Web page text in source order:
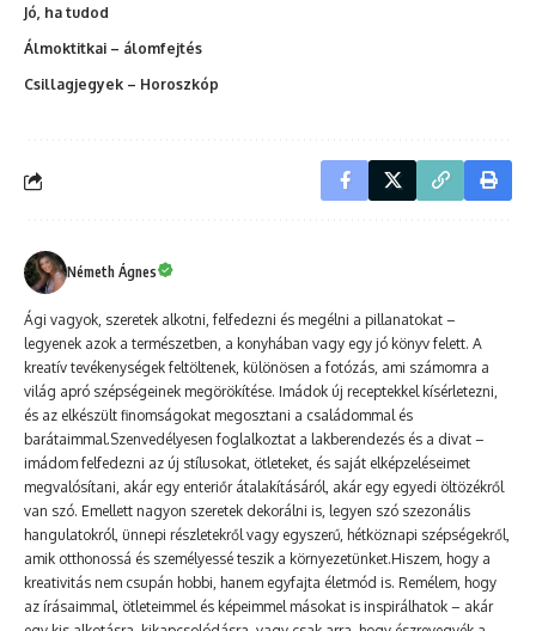
Jó, ha tudod
Álmoktitkai – álomfejtés
Csillagjegyek – Horoszkóp
Németh Ágnes
Ági vagyok, szeretek alkotni, felfedezni és megélni a pillanatokat –
legyenek azok a természetben, a konyhában vagy egy jó könyv felett. A
kreatív tevékenységek feltöltenek, különösen a fotózás, ami számomra a
világ apró szépségeinek megörökítése. Imádok új receptekkel kísérletezni,
és az elkészült finomságokat megosztani a családommal és
barátaimmal.Szenvedélyesen foglalkoztat a lakberendezés és a divat –
imádom felfedezni az új stílusokat, ötleteket, és saját elképzeléseimet
megvalósítani, akár egy enteriőr átalakításáról, akár egy egyedi öltözékről
van szó. Emellett nagyon szeretek dekorálni is, legyen szó szezonális
hangulatokról, ünnepi részletekről vagy egyszerű, hétköznapi szépségekről,
amik otthonossá és személyessé teszik a környezetünket.Hiszem, hogy a
kreativitás nem csupán hobbi, hanem egyfajta életmód is. Remélem, hogy
az írásaimmal, ötleteimmel és képeimmel másokat is inspirálhatok – akár